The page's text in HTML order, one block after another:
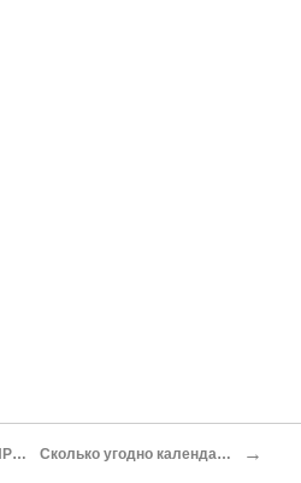
ДЕНЬ ДА НОЧЬ — СУТКИ ПРОЧЬ! Сколько угодно календарей… →